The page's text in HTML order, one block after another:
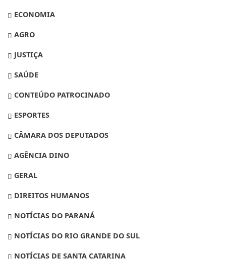
ECONOMIA
AGRO
JUSTIÇA
SAÚDE
CONTEÚDO PATROCINADO
ESPORTES
CÂMARA DOS DEPUTADOS
AGÊNCIA DINO
GERAL
DIREITOS HUMANOS
NOTÍCIAS DO PARANÁ
NOTÍCIAS DO RIO GRANDE DO SUL
NOTÍCIAS DE SANTA CATARINA